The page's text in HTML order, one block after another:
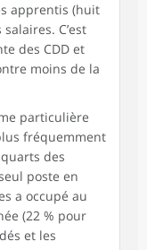
apprentis (huit
C’est
des CDD et
moins de la
particulière
fréquemment
des
poste en
a occupé au
(22 % pour
et les